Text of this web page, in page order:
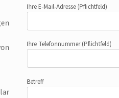
Ihre E-Mail-Adresse (Pflichtfeld)
Ihre Telefonnummer(Pflichtfeld)
Betreff